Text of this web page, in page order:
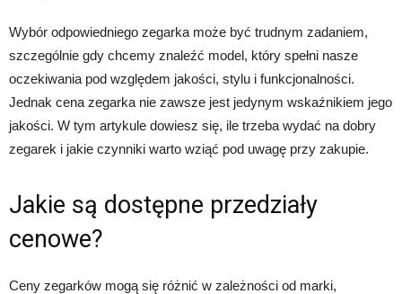
Wybór odpowiedniego zegarka może być trudnym zadaniem,
szczególnie gdy chcemy znaleźć model, który spełni nasze
oczekiwania pod względem jakości, stylu i funkcjonalności.
Jednak cena zegarka nie zawsze jest jedynym wskaźnikiem jego
jakości. W tym artykule dowiesz się, ile trzeba wydać na dobry
zegarek i jakie czynniki warto wziąć pod uwagę przy zakupie.
Jakie są dostępne przedziały
cenowe?
Ceny zegarków mogą się różnić w zależności od marki,